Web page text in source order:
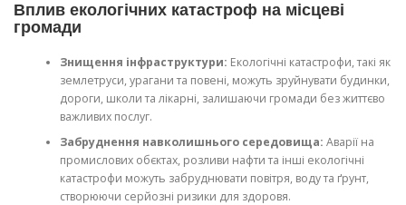
Вплив екологічних катастроф на місцеві
громади
Знищення інфраструктури: Екологічні катастрофи, такі як
землетруси, урагани та повені, можуть зруйнувати будинки,
дороги, школи та лікарні, залишаючи громади без життєво
важливих послуг.
Забруднення навколишнього середовища: Аварії на
промислових обєктах, розливи нафти та інші екологічні
катастрофи можуть забруднювати повітря, воду та ґрунт,
створюючи серйозні ризики для здоровя.